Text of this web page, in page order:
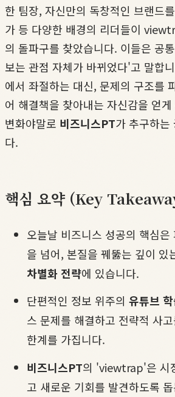
한 팀장, 자신만의 독창적인 브랜드
가 등 다양한 배경의 리더들이
의 돌파구를 찾았습니다. 이들은 공
보는 관점 자체가 바뀌었다'고 말합
에서 좌절하는 대신, 문제의 구조를
어 해결책을 찾아내는 자신감을 얻
변화야말로 비즈니스PT가 추구하는
다.
핵심 요약 (Key
오늘날 비즈니스 성공의 핵심은
을 넘어, 본질을 꿰뚫는 깊이 있
차별화 전략에 있습니다.
단편적인 정보 위주의 유튜브
스 문제를 해결하고 전략적 사
한계를 가집니다.
비즈니스PT의 'viewtrap'은 시
고 새로운 기회를 발견하도록